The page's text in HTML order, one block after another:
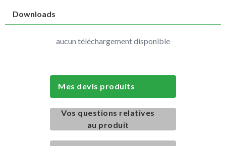
Downloads
aucun téléchargement disponible
Mes devis produits
Vos questions relatives
au produit